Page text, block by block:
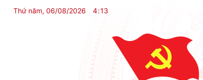
Thứ năm, 06/08/2026 4:13